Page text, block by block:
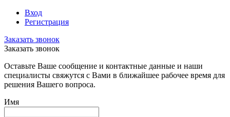
Вход
Регистрация
Заказать звонок
Заказать звонок
Оставьте Ваше сообщение и контактные данные и наши
специалисты свяжутся с Вами в ближайшее рабочее время для
решения Вашего вопроса.
Имя